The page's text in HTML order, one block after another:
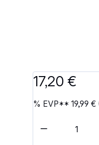
17,20 €
% EVP**19,99 €
Artikel